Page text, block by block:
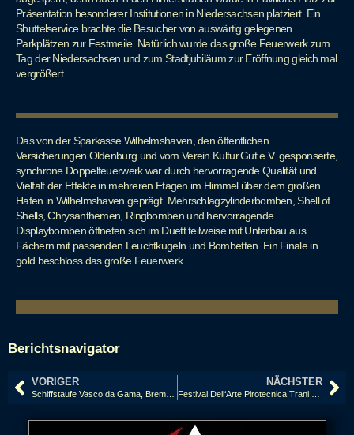
Präsentation besonderer Institutionen in Niedersachsen platziert. Ein
Shuttelservice brachte die Besucher von auswärtig gelegenen
Parkplätzen zur Festmeile. Natürlich wurde das große Feuerwerk zum
Tag der Niedersachsen und zum Stadtjubiläum zur Eröffnung gleich mal
vergrößert.
Das von der Sparkasse Wilhelmshaven, den öffentlichen
Versicherungen Oldenburg und vom Verein Kultur.Gut e.V. gesponserte,
synchrone Doppelfeuerwerk war durch hervorragende Qualität und
Vielfalt der Effekte in mehreren Etagen im Himmel über dem großen
Hafen in Wilhelmshaven geprägt. Mehrschlagzylinderbomben, Shell of
Shells, Chrysanthemen, Ringbomben und hervorragende
Displaybomben öffneten sich im Duett teilweise mit Unterbau aus
Fächern mit passenden Leuchtkugeln und Bombetten. Ein Finale in
gold beschloss das große Feuerwerk.
Berichtsnavigator
VORIGER NÄCHSTER